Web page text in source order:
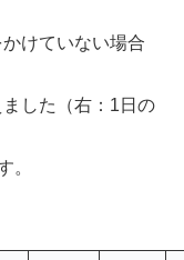
けていない場合
した（右：1日の
。